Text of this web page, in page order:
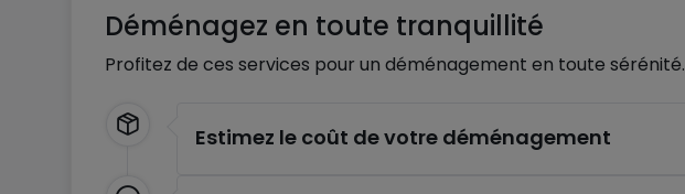
Déménagez en toute tranquillité
Profitez de ces services pour un déménagement en toute sérénité.
Estimez le coût de votre déménagement